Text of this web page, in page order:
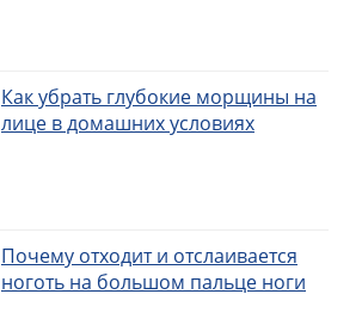
Как убрать глубокие морщины на
лице в домашних условиях
Почему отходит и отслаивается
ноготь на большом пальце ноги